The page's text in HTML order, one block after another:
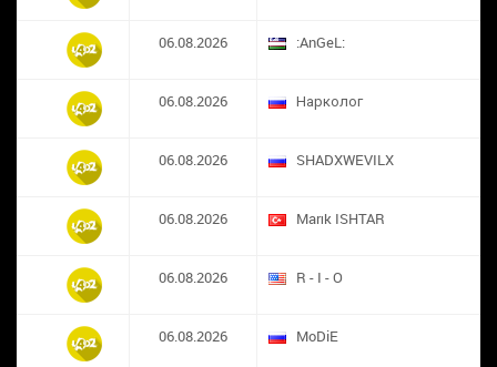
06.08.2026 :AnGeL:
06.08.2026 Нарколог
06.08.2026 SHADXWEVILX
06.08.2026 Marık ISHTAR
06.08.2026 R - I - O
06.08.2026 MoDiE